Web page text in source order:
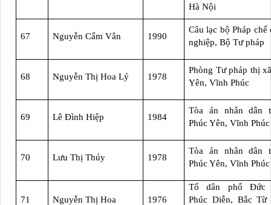
Hà Nội
67 Nguyễn Cẩm Vân 1990
Câu lạc bộ Pháp chế
nghiệp, Bộ Tư pháp
68 Nguyễn Thị Hoa Lý 1978
Phòng Tư pháp thị
Yên, Vĩnh Phúc
69 Lê Đình Hiệp 1984
Tòa án nhân dân
Phúc Yên, Vĩnh Phúc
70 Lưu Thị Thúy 1978
Tòa án nhân dân
Phúc Yên, Vĩnh Phúc
71 Nguyễn Thị Hoa 1976
Tổ dân phố Đức
Phúc Diễn, Bắc Từ